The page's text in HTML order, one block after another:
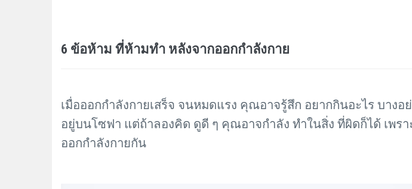
6 ข้อห้าม ที่ห้ามทำ หลังจากออกกำลังกาย
เมื่อออกกำลังกายเสร็จ จนหมดแรง คุณอาจรู้สึก อยากกินอะไร บาง
อยู่บนโซฟา แต่ถ้าลองคิด ดูดี ๆ คุณอาจกำลัง ทำในสิ่ง ที่ผิดก็ได้ เพร
ออกกำลังกายกัน